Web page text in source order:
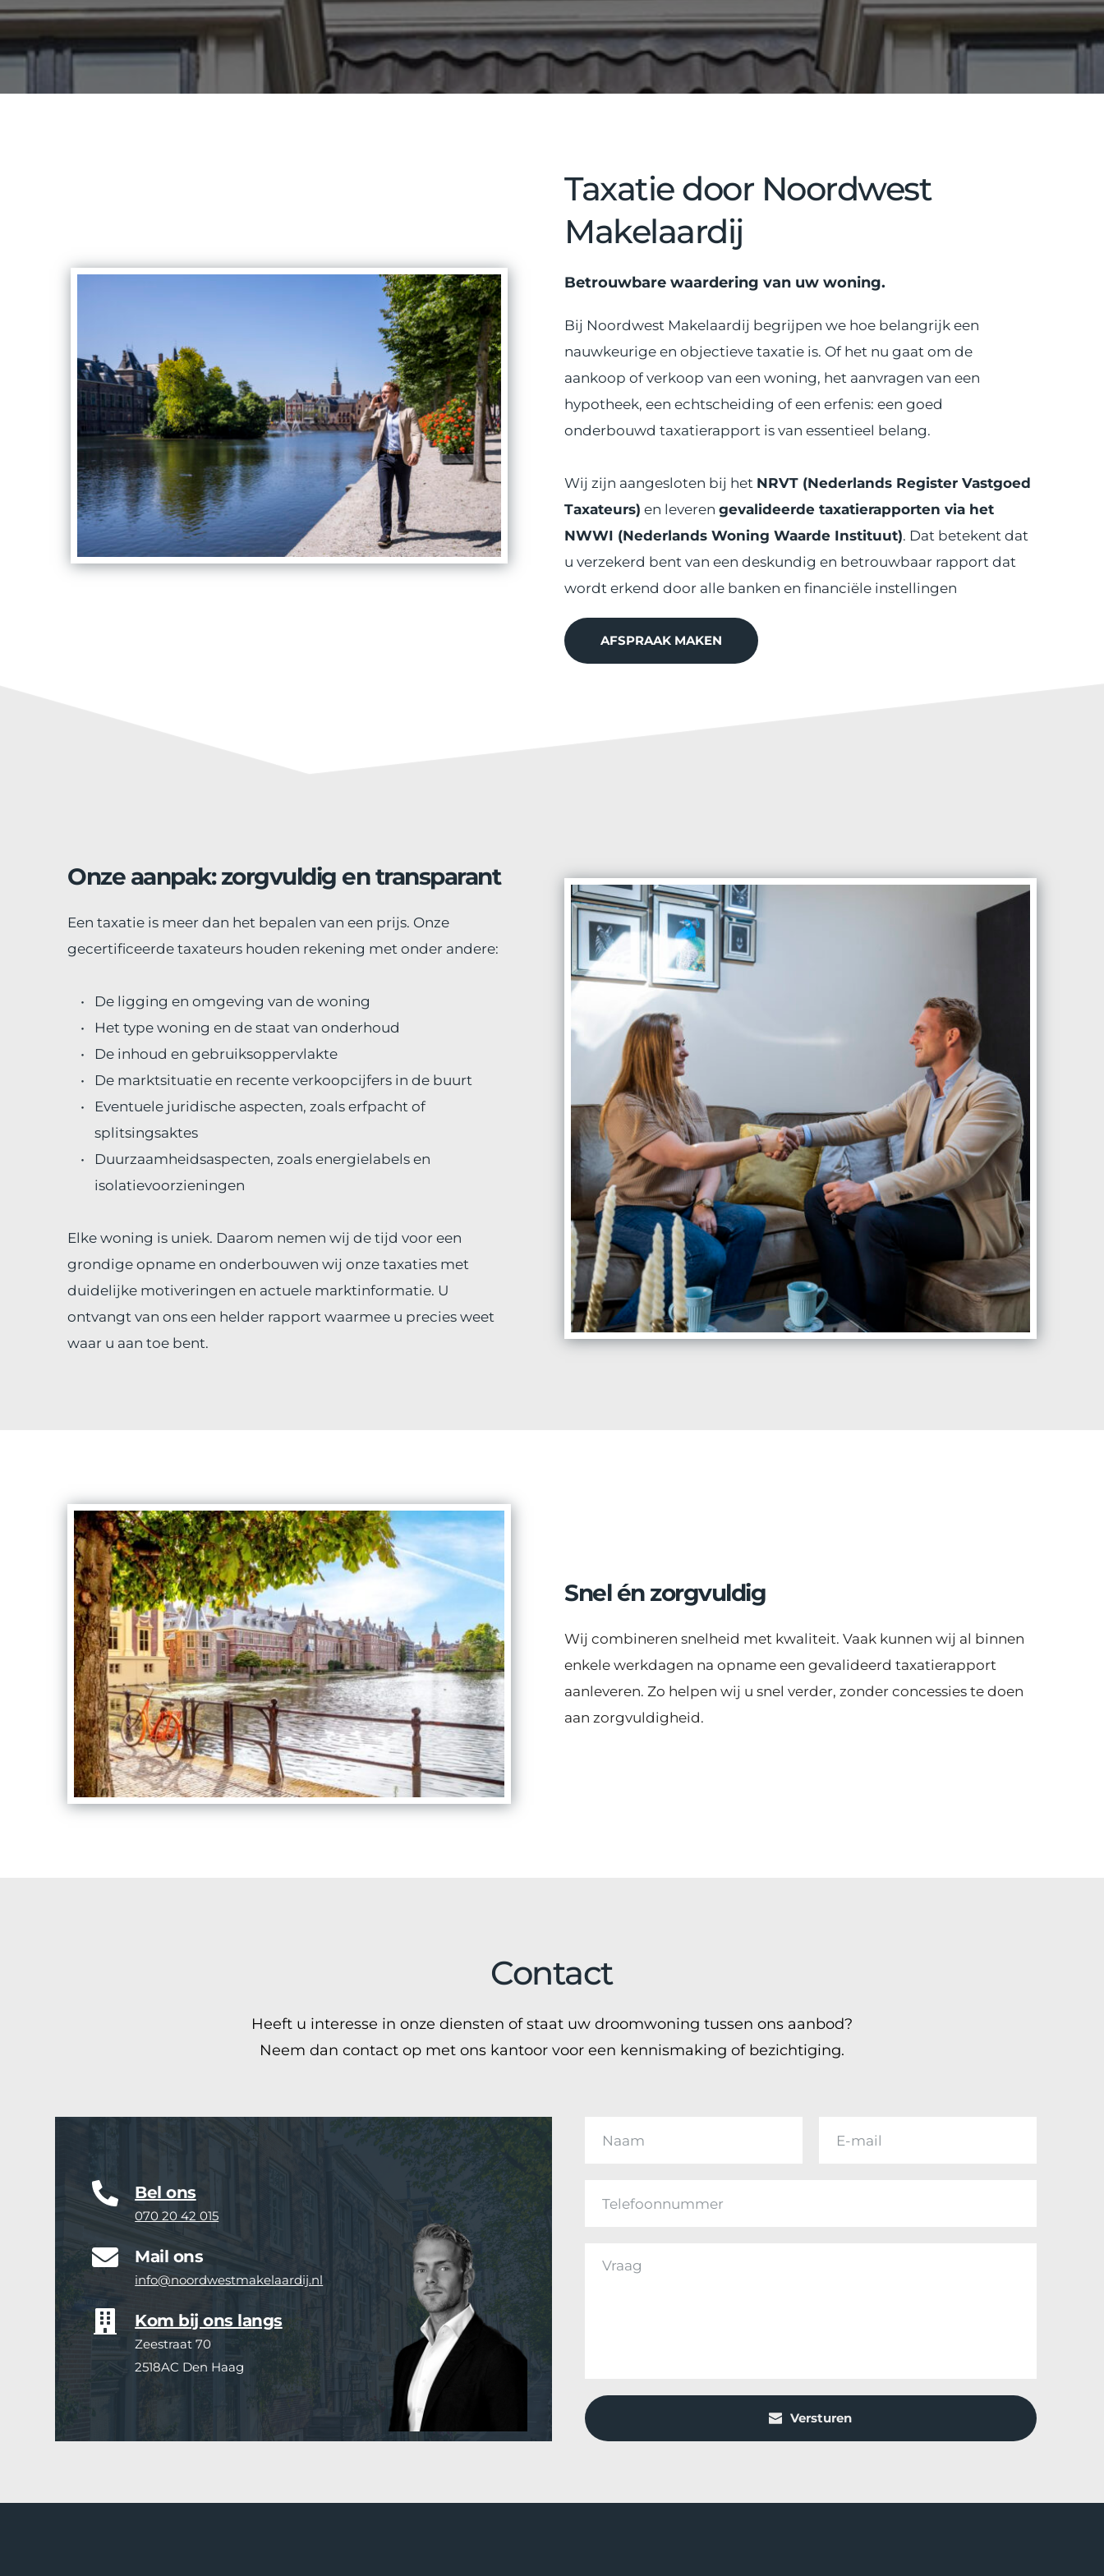
Taxatie door Noordwest
Makelaardij
Betrouwbare waardering van uw woning.
Bij Noordwest Makelaardij begrijpen we hoe belangrijk een
nauwkeurige en objectieve taxatie is. Of het nu gaat om de
aankoop of verkoop van een woning, het aanvragen van een
hypotheek, een echtscheiding of een erfenis: een goed
onderbouwd taxatierapport is van essentieel belang.
Wij zijn aangesloten bij het NRVT (Nederlands Register Vastgoed
Taxateurs) en leveren gevalideerde taxatierapporten via het
NWWI (Nederlands Woning Waarde Instituut). Dat betekent dat
u verzekerd bent van een deskundig en betrouwbaar rapport dat
wordt erkend door alle banken en financiële instellingen
AFSPRAAK MAKEN
Onze aanpak: zorgvuldig en transparant
Een taxatie is meer dan het bepalen van een prijs. Onze
gecertificeerde taxateurs houden rekening met onder andere:
De ligging en omgeving van de woning
Het type woning en de staat van onderhoud
De inhoud en gebruiksoppervlakte
De marktsituatie en recente verkoopcijfers in de buurt
Eventuele juridische aspecten, zoals erfpacht of
splitsingsaktes
Duurzaamheidsaspecten, zoals energielabels en
isolatievoorzieningen
Elke woning is uniek. Daarom nemen wij de tijd voor een
grondige opname en onderbouwen wij onze taxaties met
duidelijke motiveringen en actuele marktinformatie. U
ontvangt van ons een helder rapport waarmee u precies weet
waar u aan toe bent.
Snel én zorgvuldig
Wij combineren snelheid met kwaliteit. Vaak kunnen wij al binnen
enkele werkdagen na opname een gevalideerd taxatierapport
aanleveren. Zo helpen wij u snel verder, zonder concessies te doen
aan zorgvuldigheid.
Contact
Heeft u interesse in onze diensten of staat uw droomwoning tussen ons aanbod?
Neem dan contact op met ons kantoor voor een kennismaking of bezichtiging.
Bel ons
070 20 42 015
Mail ons
info@noordwestmakelaardij.nl
Kom bij ons langs
Zeestraat 70
2518AC Den Haag
Versturen